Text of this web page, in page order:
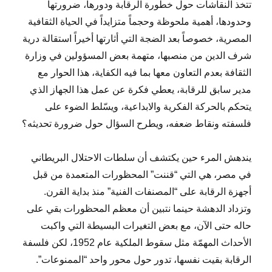
تتخذ النقاشات حول خطورة الرقابة ودورها، ضرورتها
وحدودها، أهمية ملحوظة وحجماً متزايداً في الحياة الثقافية
المصرية، خصوصاً بعد الضجة التي أثارتها أخيراً استقالة درية
شرف الدين من منصبها، متهمة بعض المسؤولين في وزارة
الثقافة بعدم التعاون معها بما فيه الكفاية، هذا الحوار مع
مدير سابق للرقابة، يعطي فكرة عن عمل هذا الجهاز الذي
يتحكم بالحركة الفكرية والابداعية، ويسّلط الضوء على
فلسفته ونقاط ضعفه، ويطرح السؤال حول ضرورة تحديثه؟
يندهش المرء حين يكتشف أن سلطات الاحتلال البريطاني
في مصر، هي التي “قننت” المحظورات المتعمدة من قبل
أجهزة الرقابة على “المصنفات الفنية” منذ بداية القرن.
وتزداد الدهشة حينما نتبين أن معظم المحظورات بقي على
حاله حتى الآن، مع بعض التغيرات البسيطة التي واكبت
الأحداث المهمّة مثل سقوط الملكية عام 1952، لكن فلسفة
الرقابة بقيت نفسها، تدور حول محور واحد “الممنوعات”.